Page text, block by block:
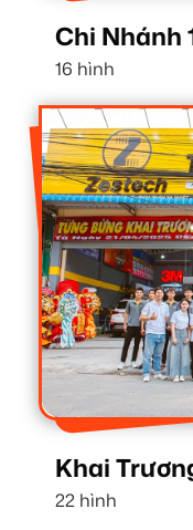
Chi Nhánh
16 hình
Khai
22 hình